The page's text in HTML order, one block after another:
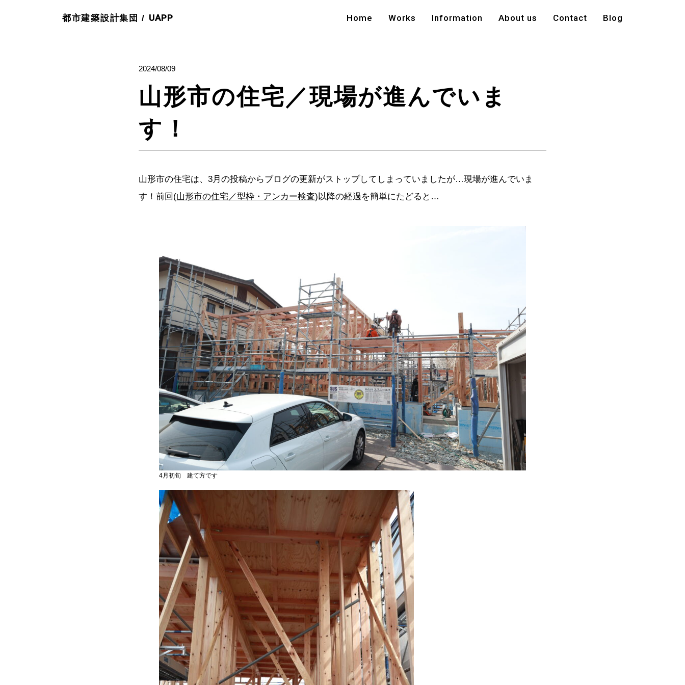
都市建築設計集団 / UAPP Home Works Information About us Contact Blog
2024/08/09
山形市の住宅／現場が進んでいま
す！
山形市の住宅は、3月の投稿からブログの更新がストップしてしまっていましたが…現場が進んでいま
す！前回(山形市の住宅／型枠・アンカー検査)以降の経過を簡単にたどると…
4月初旬 建て方です